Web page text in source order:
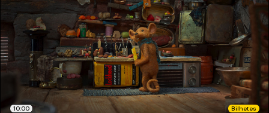
10:00 Bilhetes